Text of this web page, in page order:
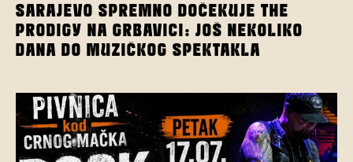
SARAJEVO SPREMNO DOČEKUJE THE
PRODIGY NA GRBAVICI: JOŠ NEKOLIKO
DANA DO MUZIČKOG SPEKTAKLA